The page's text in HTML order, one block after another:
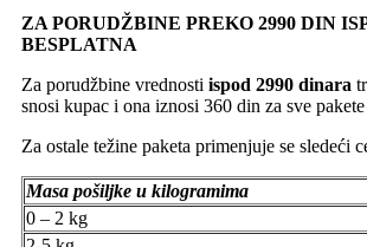
ZA PORUDŽBINE PREKO 2990 DIN
BESPLATNA
Za porudžbine vrednosti ispod 2990 dinara
snosi kupac i ona iznosi 360 din za sve
Za ostale težine paketa primenjuje se sledeći
Masa pošiljke u kilogramima
0 – 2 kg